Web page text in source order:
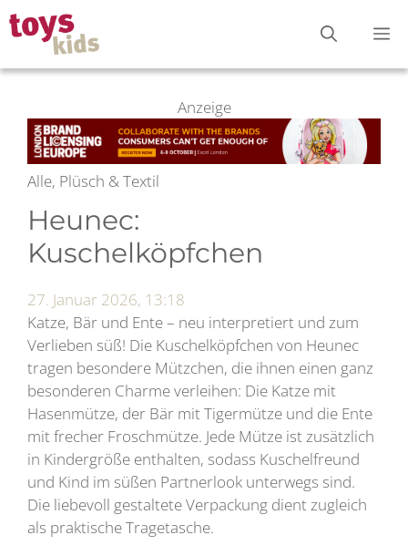
Zum
Inhalt
springen
Anzeige
Alle, Plüsch & Textil
Heunec:
Kuschelköpfchen
27. Januar 2026, 13:18
Katze, Bär und Ente – neu interpretiert und zum
Verlieben süß! Die Kuschelköpfchen von Heunec
tragen besondere Mützchen, die ihnen einen ganz
besonderen Charme verleihen: Die Katze mit
Hasenmütze, der Bär mit Tigermütze und die Ente
mit frecher Froschmütze. Jede Mütze ist zusätzlich
in Kindergröße enthalten, sodass Kuschelfreund
und Kind im süßen Partnerlook unterwegs sind.
Die liebevoll gestaltete Verpackung dient zugleich
als praktische Tragetasche.